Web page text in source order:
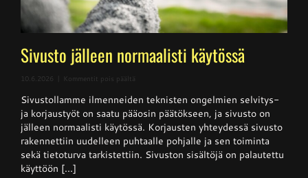
Sivusto jälleen normaalisti käytössä
10.6.2026 Kommentit pois päältä
jälleen
normaalisti
käytössä
Sivustollamme ilmenneiden teknisten ongelmien selvitys-
ja korjaustyöt on saatu pääosin päätökseen, ja sivusto on
jälleen normaalisti käytössä. Korjausten yhteydessä sivusto
rakennettiin uudelleen puhtaalle pohjalle ja sen toiminta
sekä tietoturva tarkistettiin. Sivuston sisältöjä on palautettu
käyttöön [...]